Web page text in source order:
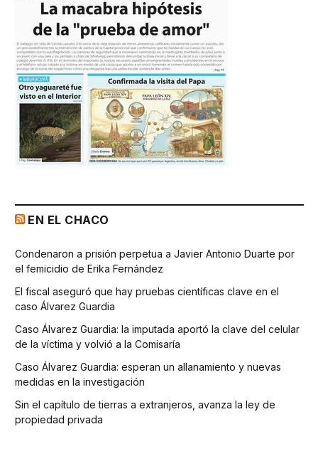
EN EL CHACO
Condenaron a prisión perpetua a Javier Antonio Duarte por
el femicidio de Erika Fernández
El fiscal aseguró que hay pruebas científicas clave en el
caso Álvarez Guardia
Caso Álvarez Guardia: la imputada aportó la clave del celular
de la víctima y volvió a la Comisaría
Caso Álvarez Guardia: esperan un allanamiento y nuevas
medidas en la investigación
Sin el capítulo de tierras a extranjeros, avanza la ley de
propiedad privada